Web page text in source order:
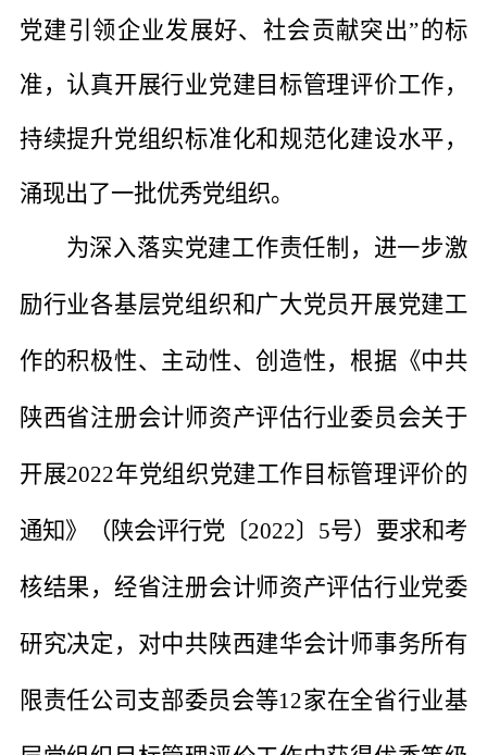
党建引领企业发展好、社会贡献突出”的标
准，认真开展行业党建目标管理评价工作，
持续提升党组织标准化和规范化建设水平，
涌现出了一批优秀党组织。
为深入落实党建工作责任制，进一步激
励行业各基层党组织和广大党员开展党建工
作的积极性、主动性、创造性，根据《中共
陕西省注册会计师资产评估行业委员会关于
开展2022年党组织党建工作目标管理评价的
通知》（陕会评行党〔2022〕5号）要求和考
核结果，经省注册会计师资产评估行业党委
研究决定，对中共陕西建华会计师事务所有
限责任公司支部委员会等12家在全省行业基